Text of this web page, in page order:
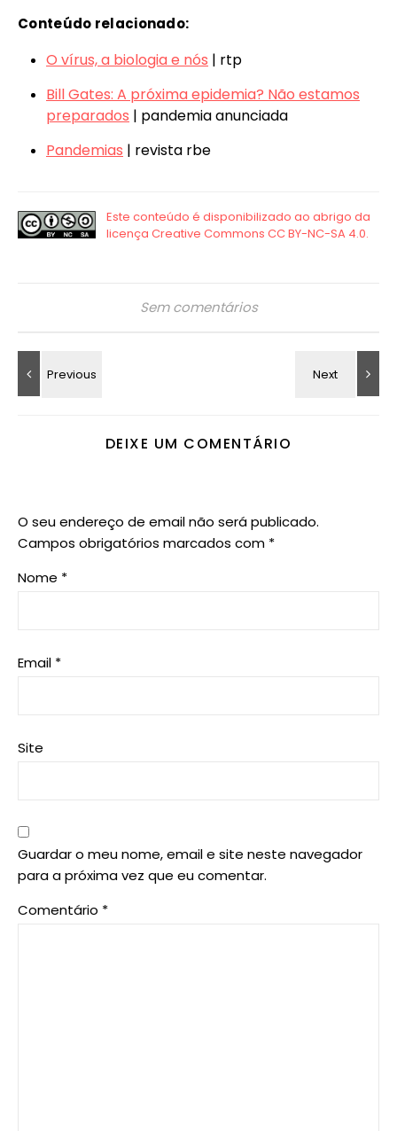
Conteúdo relacionado:
O vírus, a biologia e nós | rtp
Bill Gates: A próxima epidemia? Não estamos
preparados | pandemia anunciada
Pandemias | revista rbe
Sem comentários
DEIXE UM COMENTÁRIO
O seu endereço de email não será publicado.
Campos obrigatórios marcados com *
Nome *
Email *
Site
Guardar o meu nome, email e site neste navegador
para a próxima vez que eu comentar.
Comentário *